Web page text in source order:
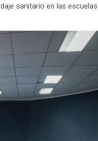
sanitario en las escuelas